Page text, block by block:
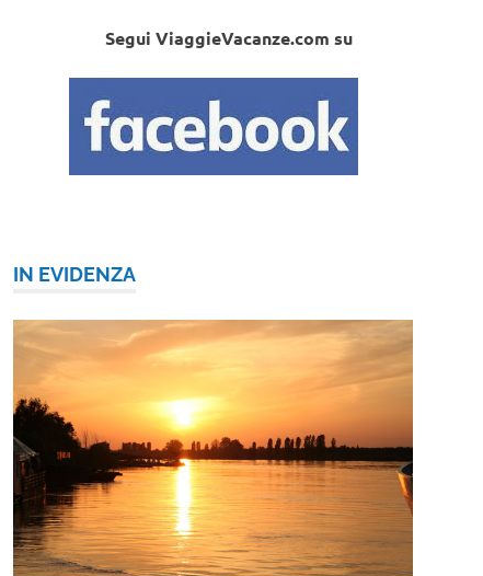
Segui ViaggieVacanze.com su
IN EVIDENZA